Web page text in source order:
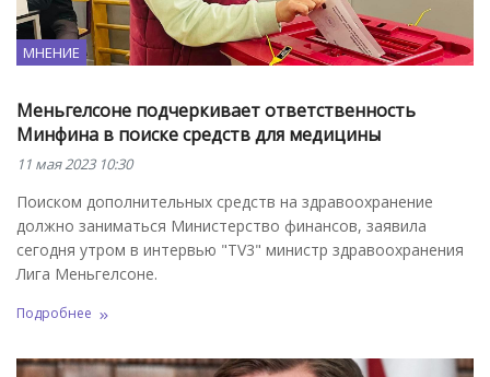
МНЕНИЕ
Меньгелсоне подчеркивает ответственность
Минфина в поиске средств для медицины
11 мая 2023 10:30
Поиском дополнительных средств на здравоохранение
должно заниматься Министерство финансов, заявила
сегодня утром в интервью "TV3" министр здравоохранения
Лига Меньгелсоне.
Подробнее